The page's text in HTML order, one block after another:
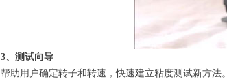
3、 测试向导
帮助用户确定转子和转速，快速建立粘度测试新方法。